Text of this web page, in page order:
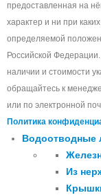
предоставленная на
характер и ни при
определяемой
Российской
наличии и стоимости
обращайтесь к
или по электронной
Политика
Водоотводные
Из